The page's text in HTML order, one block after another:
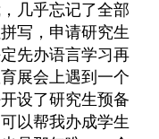
几乎忘记了全部
写，申请研究生
先办语言学习再
展会上遇到一个
设了研究生预备
以帮我办成学生